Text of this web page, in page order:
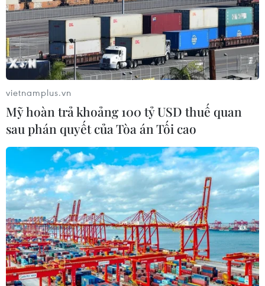
Chính sách tài chính đóng vai trò “tay lái”
trong phát triển Kinh tế Xanh
06/12/2023 08:38
VN cần xây dựng chiến lược phát triển phục hồi bền
vững, nếu không thì những nỗ lực và tốc độ tăng trưởng
kinh tế bổ sung thập kỷ tới khoảng hàng tỷ USD có thể
bị xóa sạch bởi những cú sốc tự nhiên.
vietnamplus.vn
Mỹ hoàn trả khoảng 100 tỷ USD thuế quan
sau phán quyết của Tòa án Tối cao